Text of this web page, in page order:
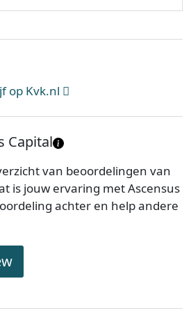
op Kvk.nl
Capital
van beoordelingen van
is jouw ervaring met Ascensus
achter en help andere